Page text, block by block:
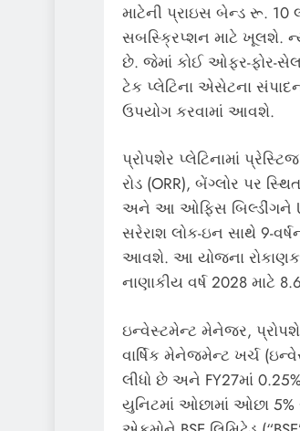
માટેની પ્રાઇસ બેન્ડ રૂ.
સબસ્ક્રિપ્શન માટે ખૂલશે.
છે. જેમાં કોઈ ઓફર-ફોર-સેલ
ટેક પ્લેટિના એસેટના
ઉપયોગ કરવામાં આવશે.
પ્રોપશેર પ્લેટિનામાં
રોડ (ORR), બેંગ્લોર પર
અને આ ઓફિસ બિલ્ડીંગને
સરેરાશ લોક-ઇન સાથે 9-
આવશે. આ યોજના
નાણાકીય વર્ષ 2028 માટે
ઇન્વેસ્ટમેન્ટ મેનેજર,
વાર્ષિક મેનેજમેન્ટ ખર્ચ
લીધો છે અને FY27માં
યુનિટમાં ઓછામાં ઓછા 5%